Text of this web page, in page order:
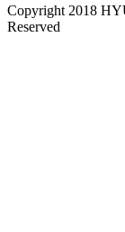
Copyright 2018
Reserved